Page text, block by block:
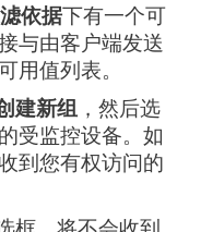
依据下有一个可
与由客户端发送
用值列表。
建新组 ，然后选
受监控设备。如
到您有权访问的